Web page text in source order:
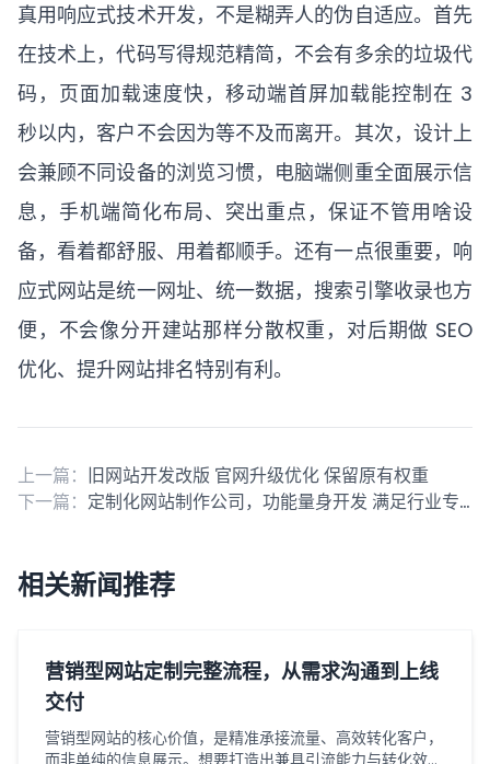
真用响应式技术开发，不是糊弄人的伪自适应。首先
在技术上，代码写得规范精简，不会有多余的垃圾代
码，页面加载速度快，移动端首屏加载能控制在 3
秒以内，客户不会因为等不及而离开。其次，设计上
会兼顾不同设备的浏览习惯，电脑端侧重全面展示信
息，手机端简化布局、突出重点，保证不管用啥设
备，看着都舒服、用着都顺手。还有一点很重要，响
应式网站是统一网址、统一数据，搜索引擎收录也方
便，不会像分开建站那样分散权重，对后期做 SEO
优化、提升网站排名特别有利。
上一篇： 旧网站开发改版 官网升级优化 保留原有权重
下一篇：
定制化网站制作公司，功能量身开发 满足行业专属需求
相关新闻推荐
营销型网站定制完整流程，从需求沟通到上线
交付
营销型网站的核心价值，是精准承接流量、高效转化客户，
而非单纯的信息展示。想要打造出兼具引流能力与转化效果